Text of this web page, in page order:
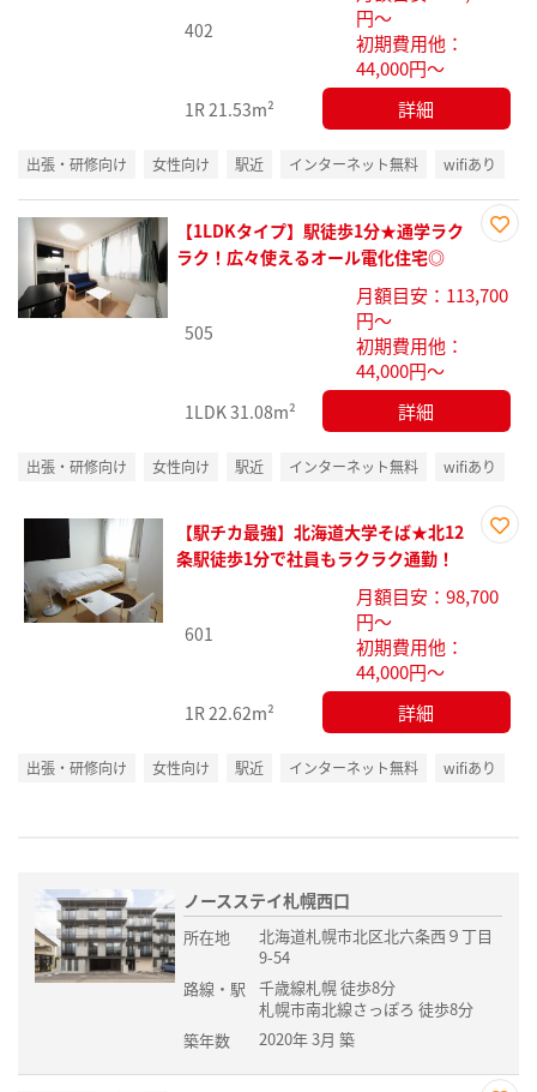
402
円～
初期費用他：
44,000円～
1R 21.53m² 詳細
出張・研修向け 女性向け 駅近 インターネット無料 wifiあり
り登
【1LDKタイプ】駅徒歩1分★通学ラク
ラク！広々使えるオール電化住宅◎
505
月額目安：113,700
円～
初期費用他：
44,000円～
1LDK31.08m² 詳細
出張・研修向け 女性向け 駅近 インターネット無料 wifiあり
り登
【駅チカ最強】北海道大学そば★北12
条駅徒歩1分で社員もラクラク通勤！
601
月額目安：98,700
円～
初期費用他：
44,000円～
1R 22.62m² 詳細
出張・研修向け 女性向け 駅近 インターネット無料 wifiあり
ノースステイ札幌西口
所在地
北海道札幌市北区北六条西９丁目
9-54
路線・駅
千歳線札幌 徒歩8分
札幌市南北線さっぽろ 徒歩8分
築年数
2020年 3月 築